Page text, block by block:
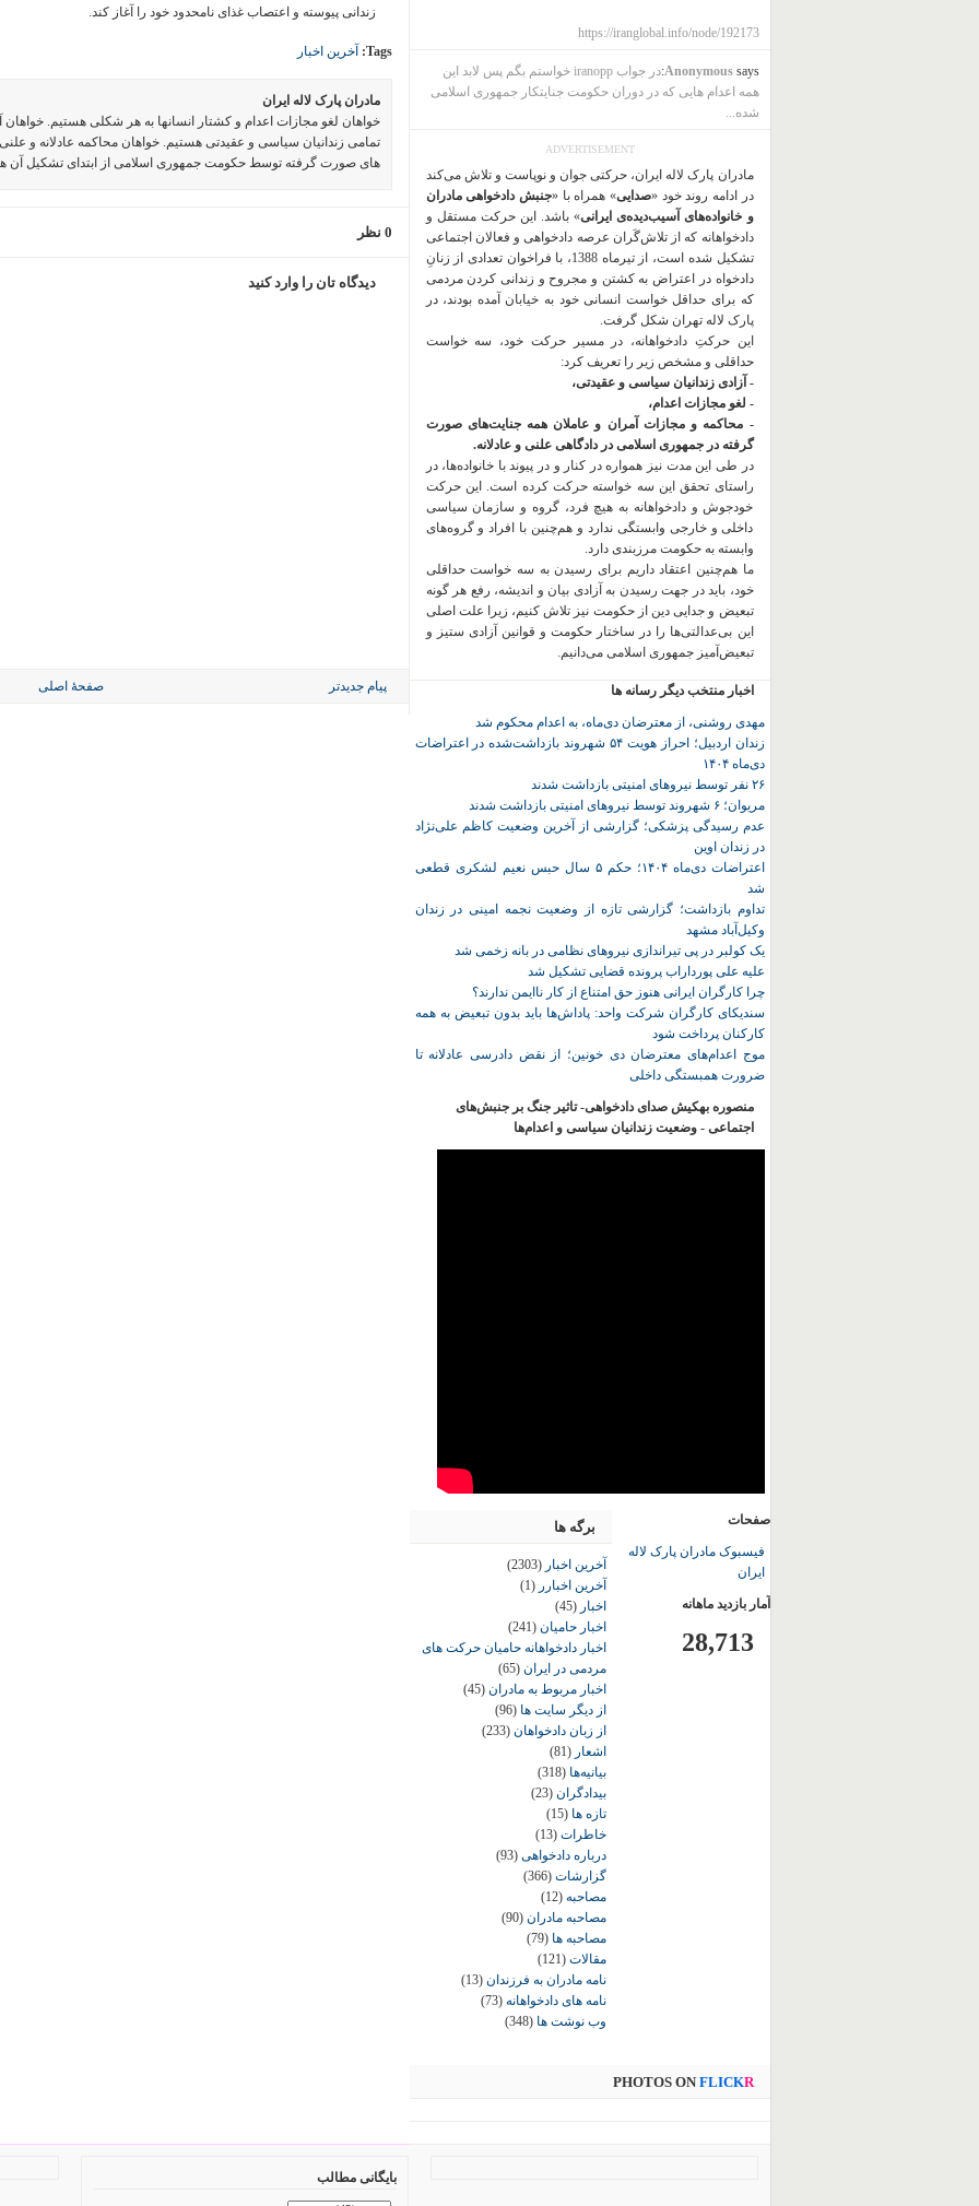
زندانی پیوسته و اعتصاب غذای نامحدود خود را آغاز کند.
Tags: آخرین اخبار
مادران پارک لاله ایران
خواهان لغو مجازات اعدام و کشتار انسانها به هر شکلی هستیم.
تمامی زندانیان سیاسی و عقیدتی هستیم. خواهان محاکمه عادلانه و
های صورت گرفته توسط حکومت جمهوری اسلامی از ابتدای تشکیل آن
0 نظر
دیدگاه تان را وارد کنید
پیام جدیدتر صفحهٔ اصلی
https://iranglobal.info/node/192173
Anonymoussays:
در جواب iranopp خواستم بگم پس لابد این
همه اعدام هایی که در دوران حکومت جنایتکار جمهوری اسلامی
شده...
ADVERTISEMENT
مادران پارک لاله ایران، حرکتی جوان و نوپاست و تلاش می‌کند
در ادامه روند خود «صدایی» همراه با «جنبش دادخواهی مادران
و خانواده‌های آسیب‌دیده‌ی ایرانی» باشد. این حرکت مستقل و
دادخواهانه که از تلاش‌گَران عرصه دادخواهی و فعالان اجتماعی
تشکیل شده است، از تیرماه 1388، با فراخوان تعدادی از زنانِ
دادخواه در اعتراض به کشتن و مجروح و زندانی کردن مردمی
که برای حداقل خواست انسانی خود به خیابان آمده بودند، در
پارک لاله تهران شکل گرفت.
این حرکتِ دادخواهانه، در مسیر حرکت خود، سه خواست
حداقلی و مشخص زیر را تعریف کرد:
- آزادی زندانیان سیاسی و عقیدتی،
- لغو مجازات اعدام،
- محاکمه و مجازات آمران و عاملان همه جنایت‌های صورت
گرفته در جمهوری اسلامی در دادگاهی علنی و عادلانه.
در طی این مدت نیز همواره در کنار و در پیوند با خانواده‌ها، در
راستای تحقق این سه خواسته حرکت کرده است. این حرکت
خودجوش و دادخواهانه به هیچ فرد، گروه و سازمان سیاسی
داخلی و خارجی وابستگی ندارد و هم‌چنین با افراد و گروه‌های
وابسته به حکومت مرزبندی دارد.
ما هم‌چنین اعتقاد داریم برای رسیدن به سه خواست حداقلی
خود، باید در جهت رسیدن به آزادی بیان و اندیشه، رفع هر گونه
تبعیض و جدایی دین از حکومت نیز تلاش کنیم، زیرا علت اصلی
این بی‌عدالتی‌ها را در ساختار حکومت و قوانین آزادی ستیز و
تبعیض‌آمیز جمهوری اسلامی می‌دانیم.
اخبار منتخب دیگر رسانه ها
مهدی روشنی، از معترضان دی‌ماه، به اعدام محکوم شد
زندان اردبیل؛ احراز هویت ۵۴ شهروند بازداشت‌شده در اعتراضات
دی‌ماه ۱۴۰۴
۲۶ نفر توسط نیروهای امنیتی بازداشت شدند
مریوان؛ ۶ شهروند توسط نیروهای امنیتی بازداشت شدند
عدم رسیدگی پزشکی؛ گزارشی از آخرین وضعیت کاظم علی‌نژاد
در زندان اوین
اعتراضات دی‌ماه ۱۴۰۴؛ حکم ۵ سال حبس نعیم لشکری قطعی
شد
تداوم بازداشت؛ گزارشی تازه از وضعیت نجمه امینی در زندان
وکیل‌آباد مشهد
یک کولبر در پی تیراندازی نیروهای نظامی در بانه زخمی شد
علیه علی پورداراب پرونده قضایی تشکیل شد
چرا کارگران ایرانی هنوز حق امتناع از کار ناایمن ندارند؟
سندیکای کارگران شرکت واحد: پاداش‌ها باید بدون تبعیض به همه
کارکنان پرداخت شود
موج اعدام‌های معترضان دی‌ خونین؛ از نقض دادرسی عادلانه تا
ضرورت همبستگی داخلی
منصوره بهکیش صدای دادخواهی- تاثیر جنگ بر جنبش‌های
اجتماعی - وضعیت زندانیان سیاسی و اعدام‌ها
برگه ها
آخرین اخبار (2303)
آخرین اخبارر (1)
اخبار (45)
اخبار حامیان (241)
اخبار دادخواهانه حامیان حرکت های
مردمی در ایران (65)
اخبار مربوط به مادران (45)
از دیگر سایت ها (96)
از زبان دادخواهان (233)
اشعار (81)
بیانیه‌ها (318)
بیدادگران (23)
تازه ها (15)
خاطرات (13)
درباره دادخواهی (93)
گزارشات (366)
مصاحبه (12)
مصاحبه مادران (90)
مصاحبه ها (79)
مقالات (121)
نامه مادران به فرزندان (13)
نامه های دادخواهانه (73)
وب نوشت ها (348)
صفحات
فیسبوک مادران پارک لاله
ایران
آمار بازدید ماهانه
28,713
PHOTOS ON FLICKR
بایگانی مطالب